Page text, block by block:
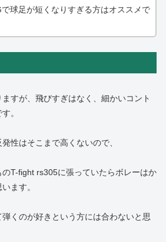
球足が短くなりすぎる方はオススメで
すが、飛びすぎはなく、細かいコント
。
性はそこまで高くないので、
T-fight rs305に張っていたらボレーはか
ます。
くのが好きという方には合わないと思